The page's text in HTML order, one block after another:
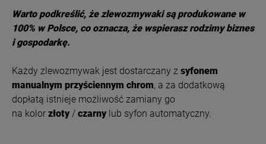
Warto podkreślić, że zlewozmywaki są produkowane w
100% w Polsce, co oznacza, że wspierasz rodzimy biznes
i gospodarkę.
Każdy zlewozmywak jest dostarczany z syfonem
manualnym przyściennym chrom, a za dodatkową
dopłatą istnieje możliwość zamiany go
na kolor złoty / czarny lub syfon automatyczny.